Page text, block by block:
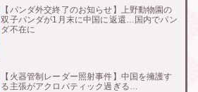
【パンダ外交終了のお知らせ】上野動物園の
双子パンダが1月末に中国に返還…国内でパン
ダ不在に
【火器管制レーダー照射事件】中国を擁護す
る主張がアクロバティック過ぎる…